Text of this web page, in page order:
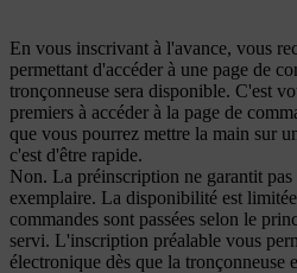
En vous inscrivant à l'avance, vous
permettant d'accéder à une page de
tronçonneuse sera disponible. C'est
premiers à accéder à la page de
que vous pourrez mettre la main sur
c'est d'être rapide.
Non. La préinscription ne garantit
exemplaire. La disponibilité est
commandes sont passées selon le
servi. L'inscription préalable vous
électronique dès que la tronçonneuse